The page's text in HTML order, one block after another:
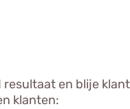
en blije
klanten: